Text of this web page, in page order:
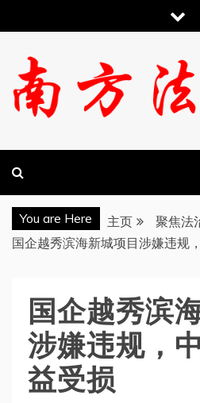
至
You are Here 主页
聚焦法
国企越秀滨海新城项目涉嫌违规
国企越秀滨
涉嫌违规，
益受损